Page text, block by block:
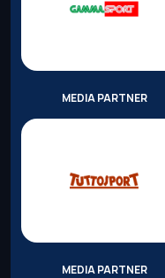
MEDIA PARTNER
MEDIA PARTNER